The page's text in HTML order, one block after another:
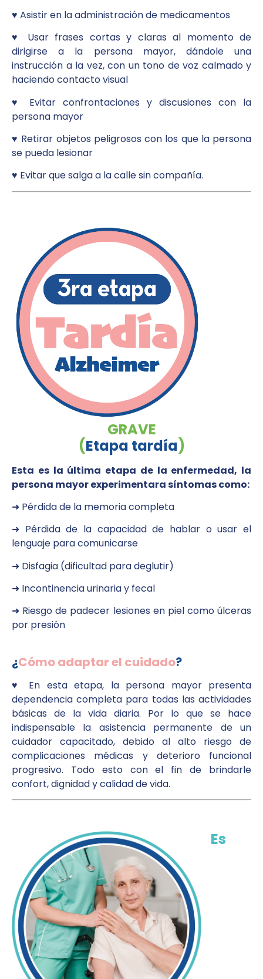
♥︎ Asistir en la administración de medicamentos
♥︎ Usar frases cortas y claras al momento de
dirigirse a la persona mayor, dándole una
instrucción a la vez, con un tono de voz calmado y
haciendo contacto visual
♥︎ Evitar confrontaciones y discusiones con la
persona mayor
♥︎ Retirar objetos peligrosos con los que la persona
se pueda lesionar
♥︎ Evitar que salga a la calle sin compañía.
GRAVE
(Etapa tardía)
Esta es la última etapa de la enfermedad, la
persona mayor experimentara síntomas como:
➜ Pérdida de la memoria completa
➜ Pérdida de la capacidad de hablar o usar el
lenguaje para comunicarse
➜ Disfagia (dificultad para deglutir)
➜ Incontinencia urinaria y fecal
➜ Riesgo de padecer lesiones en piel como úlceras
por presión
¿Cómo adaptar el cuidado?
♥︎ En esta etapa, la persona mayor presenta
dependencia completa para todas las actividades
básicas de la vida diaria. Por lo que se hace
indispensable la asistencia permanente de un
cuidador capacitado, debido al alto riesgo de
complicaciones médicas y deterioro funcional
progresivo. Todo esto con el fin de brindarle
confort, dignidad y calidad de vida.
Es